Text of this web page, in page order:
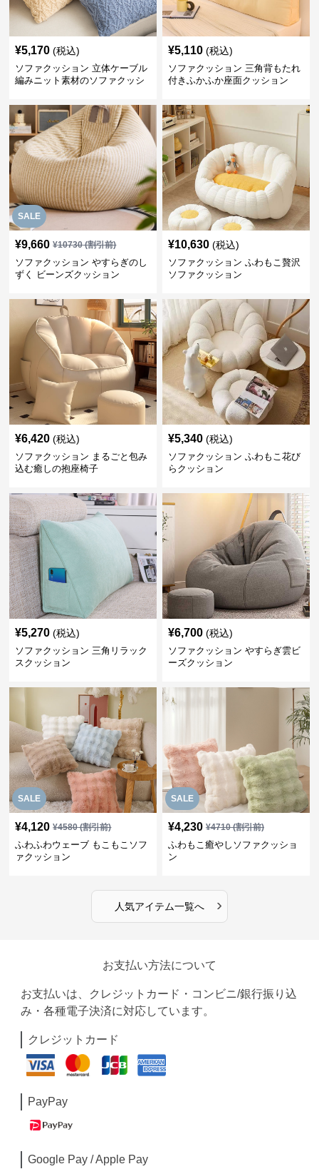
¥5,170 (税込)
ソファクッション 立体ケーブル
編みニット素材のソファクッシ
¥5,110 (税込)
ソファクッション 三角背もたれ
付きふかふか座面クッション
SALE
¥9,660 ¥10730(割引前)
ソファクッション やすらぎのし
ずく ビーンズクッション
¥10,630 (税込)
ソファクッション ふわもこ贅沢
ソファクッション
¥6,420 (税込)
ソファクッション まるごと包み
込む癒しの抱座椅子
¥5,340 (税込)
ソファクッション ふわもこ花び
らクッション
¥5,270 (税込)
ソファクッション 三角リラック
スクッション
¥6,700 (税込)
ソファクッション やすらぎ雲ビ
ーズクッション
SALE
¥4,120 ¥4580(割引前)
ふわふわウェーブ もこもこソフ
ァクッション
SALE
¥4,230 ¥4710(割引前)
ふわもこ癒やしソファクッショ
ン
人気アイテム一覧へ ›
お支払い方法について
お支払いは、クレジットカード・コンビニ/銀行振り込
み・各種電子決済に対応しています。
クレジットカード
PayPay
Google Pay / Apple Pay